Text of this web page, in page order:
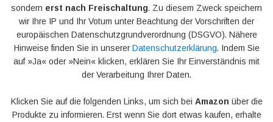
sondern erst nach Freischaltung. Zu diesem Zweck speichern
wir Ihre IP und Ihr Votum unter Beachtung der Vorschriften der
europäischen Datenschutzgrundverordnung (DSGVO). Nähere
Hinweise finden Sie in unsererDatenschutzerklärung. Indem Sie
auf »Ja« oder »Nein« klicken, erklären Sie Ihr Einverständnis mit
der Verarbeitung Ihrer Daten.
Klicken Sie auf die folgenden Links, um sich bei Amazon über die
Produkte zu informieren. Erst wenn Sie dort etwas kaufen, erhalte